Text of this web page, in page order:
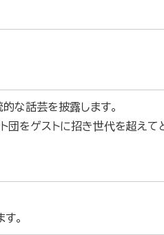
な話芸を披露します。
団をゲストに招き世代を超え
。